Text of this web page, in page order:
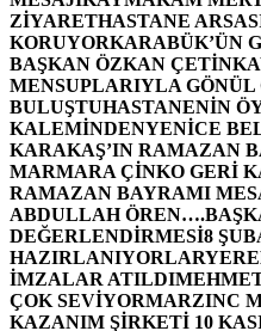
ZİYARETHASTANE
KORUYORKARABÜK’ÜN
BAŞKAN ÖZKAN
MENSUPLARIYLA GÖNÜL
BULUŞTUHASTANENİN
KALEMİNDENYENİCE
KARAKAŞ’IN RAMAZAN
MARMARA ÇİNKO GERİ
RAMAZAN BAYRAMI
ABDULLAH ÖREN….
DEĞERLENDİRMESİ8
HAZIRLANIYORLAR
İMZALAR ATILDI
ÇOK SEVİYORMARZINC
KAZANIM ŞİRKETİ 10